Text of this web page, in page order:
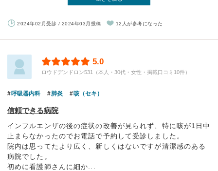
2024年02月受診 / 2024年03月投稿 12人が参考になった
5.0
ロウドデンドロン531（本人・30代・女性・掲載口コミ10件）
呼吸器内科 肺炎 咳（セキ）
信頼できる病院
インフルエンザの後の症状の改善が見られず、特に咳が1日中
止まらなかったのでお電話で予約して受診しました。
院内は思ってたより広く、新しくはないですが清潔感のある
病院でした。
初めに看護師さんに細か...